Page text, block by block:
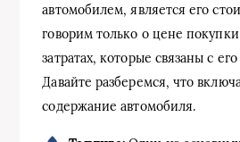
автомобилем, является его
говорим только о цене
затратах, которые связаны с
Давайте разберемся, что
содержание автомобиля.